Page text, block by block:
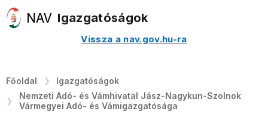
Igazgatóságok
Vissza a nav.gov.hu-ra
Főoldal
Igazgatóságok
Nemzeti Adó- és Vámhivatal Jász-Nagykun-Szolnok
Vármegyei Adó- és Vámigazgatósága